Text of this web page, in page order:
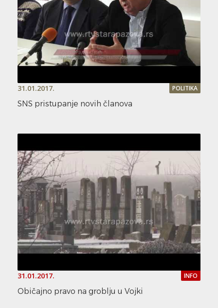
31.01.2017. POLITIKA
SNS pristupanje novih članova
31.01.2017. INFO
Običajno pravo na groblju u Vojki